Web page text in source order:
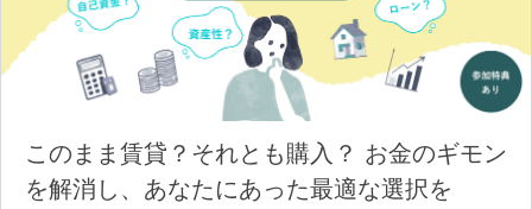
このまま賃貸？それとも購入？ お金のギモン
を解消し、あなたにあった最適な選択を